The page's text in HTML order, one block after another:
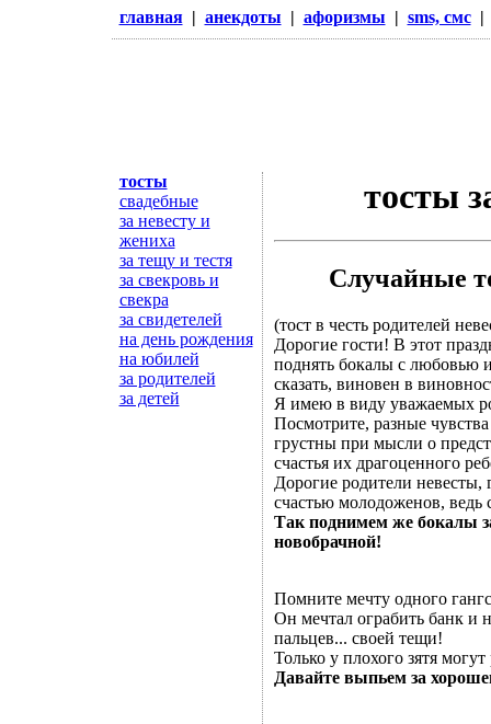
главная| анекдоты | афоризмы | sms, смс
тосты
Случайные
(тост в честь родителей
Дорогие гости! В этот
поднять бокалы с любовью
сказать, виновен в
Я имею в виду уважаемых
Посмотрите, разные
грустны при мысли о
счастья их драгоценного
Дорогие родители невесты,
счастью молодоженов, ведь
Так поднимем же бокалы
новобрачной!
Помните мечту одного
Он мечтал ограбить банк и
пальцев... своей тещи!
Только у плохого зятя
Давайте выпьем за
тосты
свадебные
за невесту и
жениха
за тещу и тестя
за свекровь и
свекра
за свидетелей
на день рождения
на юбилей
за родителей
за детей